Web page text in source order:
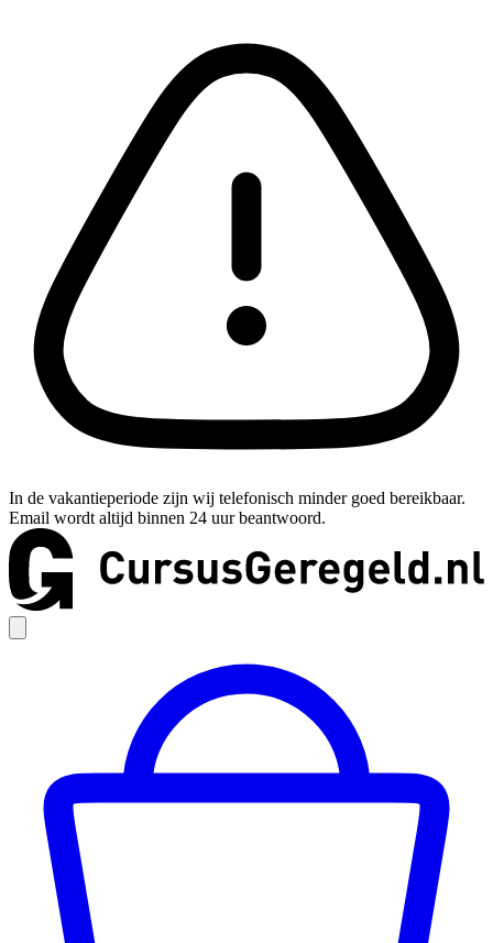
In de vakantieperiode zijn wij telefonisch minder goed bereikbaar.
Email wordt altijd binnen 24 uur beantwoord.